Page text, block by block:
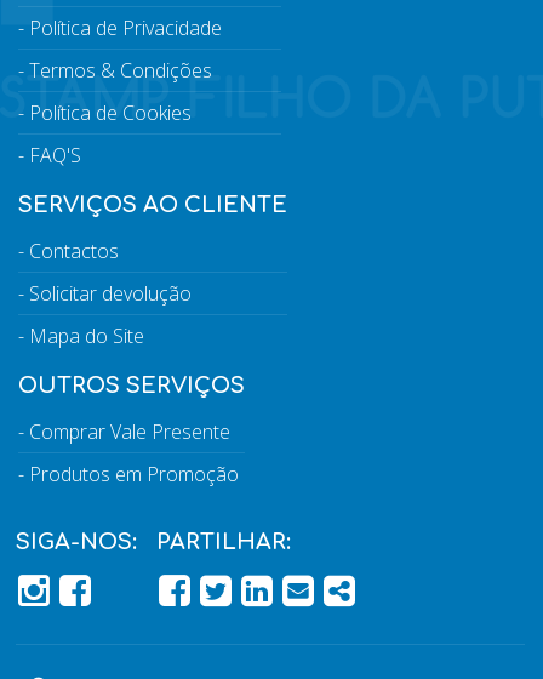
Política de Privacidade
Termos & Condições
Política de Cookies
FAQ'S
SERVIÇOS AO CLIENTE
Contactos
Solicitar devolução
Mapa do Site
OUTROS SERVIÇOS
Comprar Vale Presente
Produtos em Promoção
SIGA-NOS:
PÁGINA DO FACEBOOK
PÁGINA DO FACEBOOK
PARTILHAR:
FACEBOOK
TWITTER
LINKEDIN
EMAIL